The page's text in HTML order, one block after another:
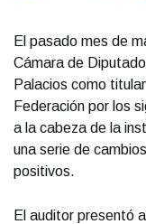
El pasado mes de
Cámara de
Palacios como
Federación por los
a la cabeza de la
una serie de
positivos.
El auditor presentó